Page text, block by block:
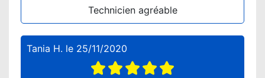
Technicien agréable
Tania H. le 25/11/2020